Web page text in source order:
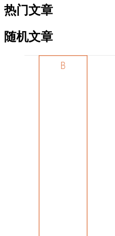
热门文章
随机文章